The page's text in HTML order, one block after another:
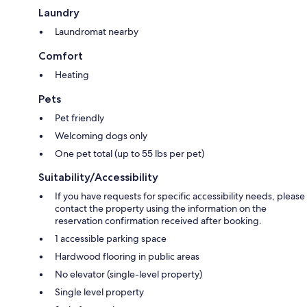
🍷 Bouteille de vin de la région
❤️ Parfait pour une surprise tendre et attentionnée
🌹 Bouquet de fleurs fraîches
💆 Flacon d’huile de massage
✨ Idéal pour une soirée en amoureux pleine de complicité
🍷 Pack Gourmet Région – 100€
Un coffret gourmand aux saveurs locales :
🧀 Fromages du terroir
🍪 Biscuits traditionnels
🍽️ Le meilleur de notre gastronomie à déguster sur place ou à emporter
🧖‍♀️ Pack Détente – 100€
🍷 Bouteille de vin de la région
💧 Accès à l’espace détente aquatique avec sauna, hammam et jets
🌿 Une parenthèse de relaxation pour corps et esprit
🎈 Pack Excellence – 450€
Laundry
Laundromat nearby
Comfort
Heating
Pets
Pet friendly
Welcoming dogs only
One pet total (up to 55 lbs per pet)
Suitability/Accessibility
If you have requests for specific accessibility needs, please
contact the property using the information on the
reservation confirmation received after booking.
1 accessible parking space
Hardwood flooring in public areas
No elevator (single-level property)
Single level property